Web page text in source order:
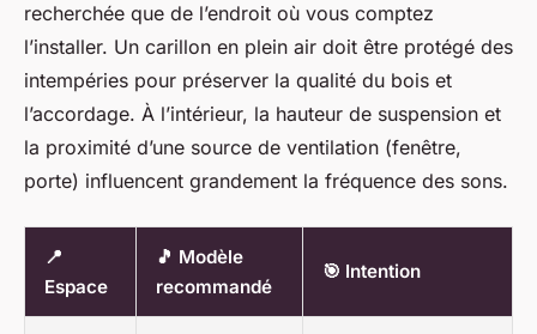
recherchée que de l’endroit où vous comptez
l’installer. Un carillon en plein air doit être protégé des
intempéries pour préserver la qualité du bois et
l’accordage. À l’intérieur, la hauteur de suspension et
la proximité d’une source de ventilation (fenêtre,
porte) influencent grandement la fréquence des sons.
📍
Espace
🎵 Modèle
recommandé
🎯 Intention